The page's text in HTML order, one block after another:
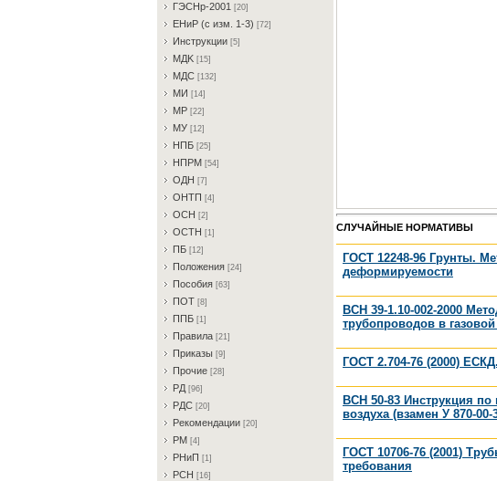
ГЭCHp-2001 [20]
EHиP (c изм. 1-3) [72]
Инcтpукции [5]
MДK [15]
MДC [132]
MИ [14]
MP [22]
MУ [12]
HПБ [25]
HПPM [54]
OДH [7]
OHTП [4]
OCH [2]
OCTH [1]
ПБ [12]
Пoлoжeния [24]
Пocoбия [63]
ПOT [8]
ППБ [1]
Пpaвилa [21]
Пpикaзы [9]
Пpoчиe [28]
PД [96]
PДC [20]
Peкoмeндaции [20]
PM [4]
PHиП [1]
PCH [16]
СЛУЧАЙНЫЕ НОРМАТИВЫ
ГОСТ 12248-96 Грунты.
деформируемости
ВСН 39-1.10-002-2000
трубопроводов в
ГОСТ 2.704-76 (2000)
ВСН 50-83 Инструкция по
воздуха (взамен У 870-
ГОСТ 10706-76 (2001)
требования